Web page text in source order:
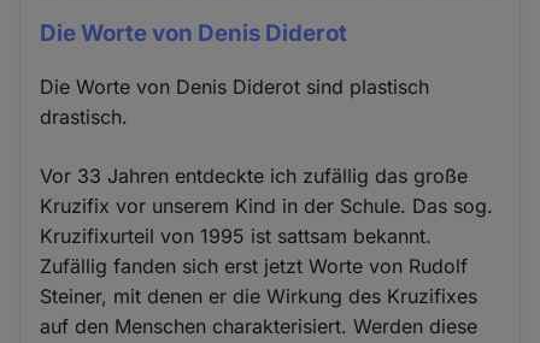
Die Worte von Denis Diderot
Die Worte von Denis Diderot sind plastisch
drastisch.
Vor 33 Jahren entdeckte ich zufällig das große
Kruzifix vor unserem Kind in der Schule. Das sog.
Kruzifixurteil von 1995 ist sattsam bekannt.
Zufällig fanden sich erst jetzt Worte von Rudolf
Steiner, mit denen er die Wirkung des Kruzifixes
auf den Menschen charakterisiert. Werden diese